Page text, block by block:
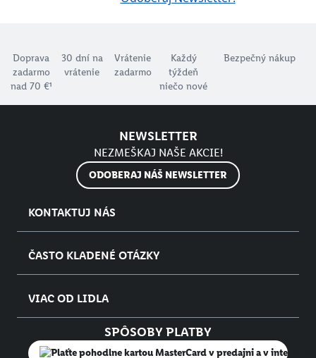
Doprava
zadarmo
nad 70 €¹
30 dní na
vrátenie
Vrátenie
zadarmo
Každý
týždeň
niečo nové
Bezpečný nákup
NEWSLETTER
NEZMEŠKAJ NAŠE AKCIE!
ODOBERAJ NÁŠ NEWSLETTER
KONTAKTUJ NÁS
ČASTO KLADENÉ OTÁZKY
VIAC OD LIDLA
SPÔSOBY PLATBY